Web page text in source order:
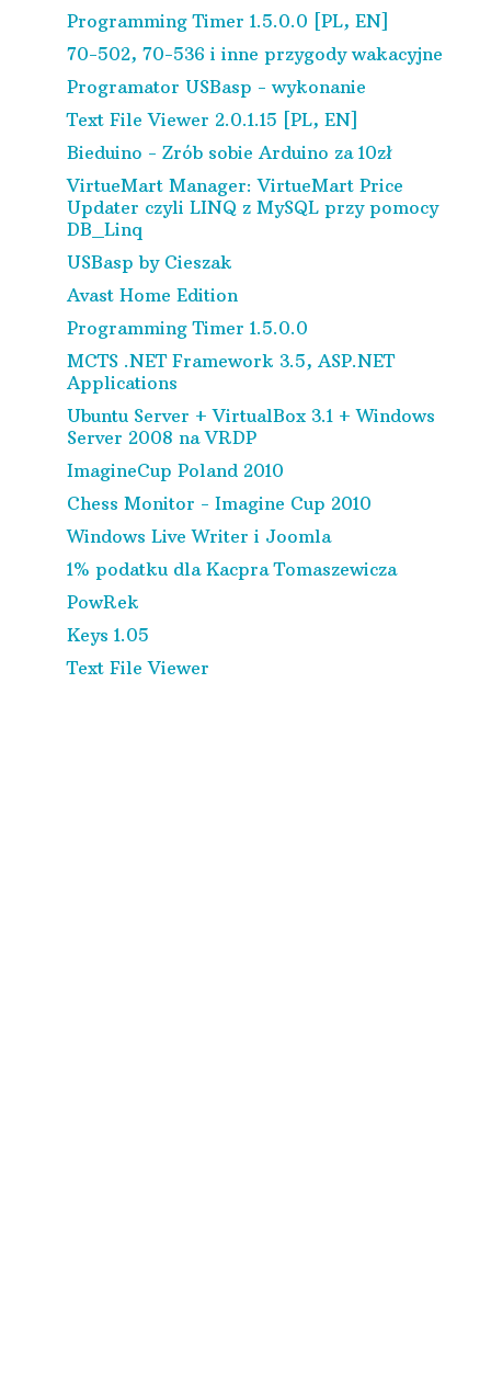
Programming Timer 1.5.0.0 [PL, EN]
70-502, 70-536 i inne przygody wakacyjne
Programator USBasp - wykonanie
Text File Viewer 2.0.1.15 [PL, EN]
Bieduino - Zrób sobie Arduino za 10zł
VirtueMart Manager: VirtueMart Price
Updater czyli LINQ z MySQL przy pomocy
DB_Linq
USBasp by Cieszak
Avast Home Edition
Programming Timer 1.5.0.0
MCTS .NET Framework 3.5, ASP.NET
Applications
Ubuntu Server + VirtualBox 3.1 + Windows
Server 2008 na VRDP
ImagineCup Poland 2010
Chess Monitor - Imagine Cup 2010
Windows Live Writer i Joomla
1% podatku dla Kacpra Tomaszewicza
PowRek
Keys 1.05
Text File Viewer